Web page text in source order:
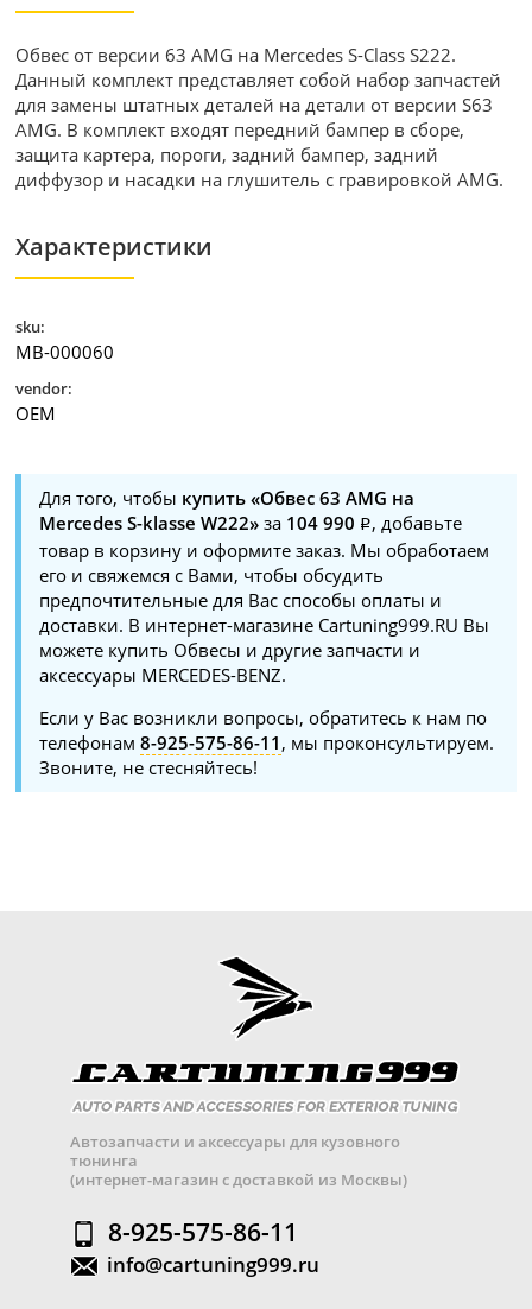
Обвес от версии 63 AMG на Mercedes S-Class S222.
Данный комплект представляет собой набор запчастей
для замены штатных деталей на детали от версии S63
AMG. В комплект входят передний бампер в сборе,
защита картера, пороги, задний бампер, задний
диффузор и насадки на глушитель с гравировкой AMG.
Характеристики
sku:
MB-000060
vendor:
OEM
Для того, чтобы купить «Обвес 63 AMG на
Mercedes S-klasse W222» за 104 990
, добавьте
товар в корзину и оформите заказ. Мы обработаем
его и свяжемся с Вами, чтобы обсудить
предпочтительные для Вас способы оплаты и
доставки. В интернет-магазине Cartuning999.RU Вы
можете купить Обвесы и другие запчасти и
аксессуары MERCEDES-BENZ.
Если у Вас возникли вопросы, обратитесь к нам по
телефонам8-925-575-86-11 , мы проконсультируем.
Звоните, не стесняйтесь!
Автозапчасти и аксессуары для кузовного
тюнинга
(интернет-магазин с доставкой из Москвы)
8-925-575-86-11
info@cartuning999.ru